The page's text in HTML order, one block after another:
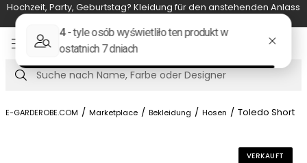
Kleidung für den anstehenden Anlass
Es ist möglich, die
Suche
E-GARDEROBE.COM / Marketplace / Bekleidung / Hosen / Toledo Short
VERKAUFT